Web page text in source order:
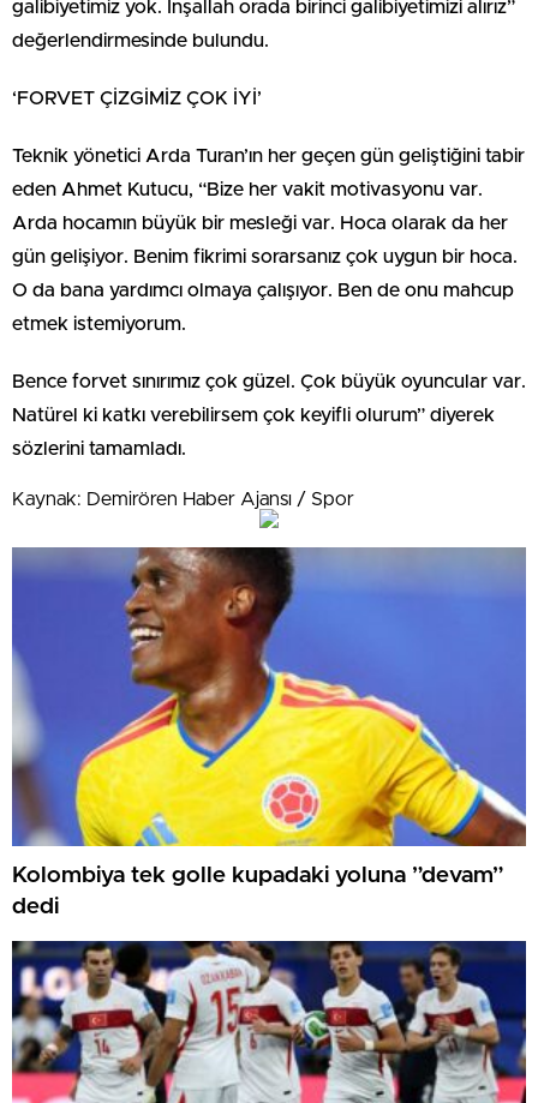
galibiyetimiz yok. İnşallah orada birinci galibiyetimizi alırız”
değerlendirmesinde bulundu.
‘FORVET ÇİZGİMİZ ÇOK İYİ’
Teknik yönetici Arda Turan’ın her geçen gün geliştiğini tabir
eden Ahmet Kutucu, “Bize her vakit motivasyonu var.
Arda hocamın büyük bir mesleği var. Hoca olarak da her
gün gelişiyor. Benim fikrimi sorarsanız çok uygun bir hoca.
O da bana yardımcı olmaya çalışıyor. Ben de onu mahcup
etmek istemiyorum.
Bence forvet sınırımız çok güzel. Çok büyük oyuncular var.
Natürel ki katkı verebilirsem çok keyifli olurum” diyerek
sözlerini tamamladı.
Kaynak: Demirören Haber Ajansı / Spor
Kolombiya tek golle kupadaki yoluna ”devam”
dedi